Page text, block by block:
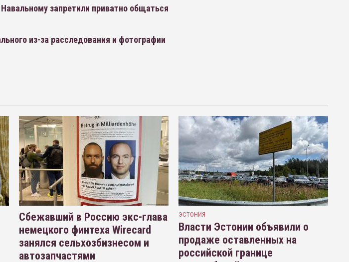
запретили приватно общаться
из-за расследования и фотографии
Сбежавший в Россию экс-глава
немецкого финтеха Wirecard
занялся сельхозбизнесом и
автозапчастями
ЭСТОНИЯ
Власти Эстонии объявили о
продаже оставленных на
российской границе